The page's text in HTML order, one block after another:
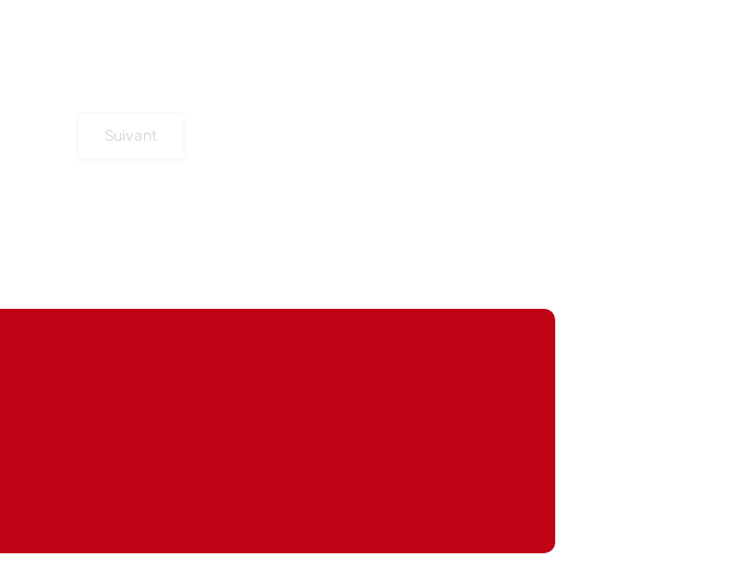
Suivant